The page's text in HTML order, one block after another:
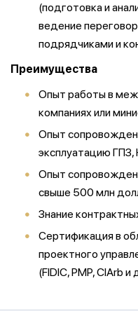
(подготовка и
ведение
подрядчиками и
Преимущества
Опыт работы в
компаниях или
Опыт
эксплуатацию ГПЗ,
Опыт
свыше 500 млн
Знание
Сертификация в
проектного
(FIDIC, PMP, CIArb